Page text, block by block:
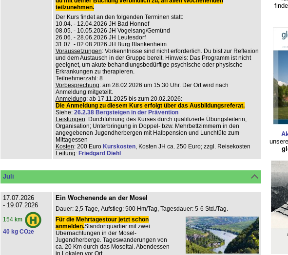
teilzunehmen.
Der Kurs findet an den folgenden Terminen statt:
10.04. - 12.04.2026 JH Bad Honnef
08.05. - 10.05.2026 JH Vogelsang/Gemünd
26.06. - 28.06.2026 JH Leutesdorf
31.07. - 02.08.2026 JH Burg Blankenheim
Voraussetzungen: Vorkenntnisse sind nicht erforderlich. Du bist zur Reflexion
und dem Austausch in der Gruppe bereit. Hinweis: Das Programm ist nicht
geeignet, um akute behandlungsbedürftige psychische oder physische
Erkrankungen zu therapieren.
Teilnehmerzahl : 8
Vorbesprechung: am 28.02.2026 um 15:30 Uhr. Der Ort wird nach
Anmeldung mitgeteilt.
Anmeldung: ab 17.11.2025 bis zum 20.02.2026:
Die Anmeldung zu diesem Kurs erfolgt über das Ausbildungsreferat.
Siehe: 26.2.38 Bergsteigen in der Prävention
Leistungen: Durchführung des Kurses durch qualifizierte Übungsleiterin;
Organisation; Unterbringung in Doppel- bzw. Mehrbettzimmern in den
angegebenen Jugendherbergen mit Halbpension und Lunchtüte zum
Mittagessen
Kosten: 200 Euro Kurskosten, Kosten JH ca. 250 Euro; zzgl. Reisekosten
Leitung: Friedgard Diehl
Juli
17.07.2026
- 19.07.2026
154 km
40 kg CO2e
Ein Wochenende an der Mosel
Dauer: 2,5 Tage, Aufstieg: 500 Hm/Tag, Tagesdauer: 5-6 Std./Tag.
Für die Mehrtagestour jetzt schon
anmelden.Standortquartier mit zwei
Übernachtungen in der Mosel-
Jugendherberge. Tageswanderungen von
ca. 20 Km durch das Moseltal. Abendessen
in Lokalen vor Ort.